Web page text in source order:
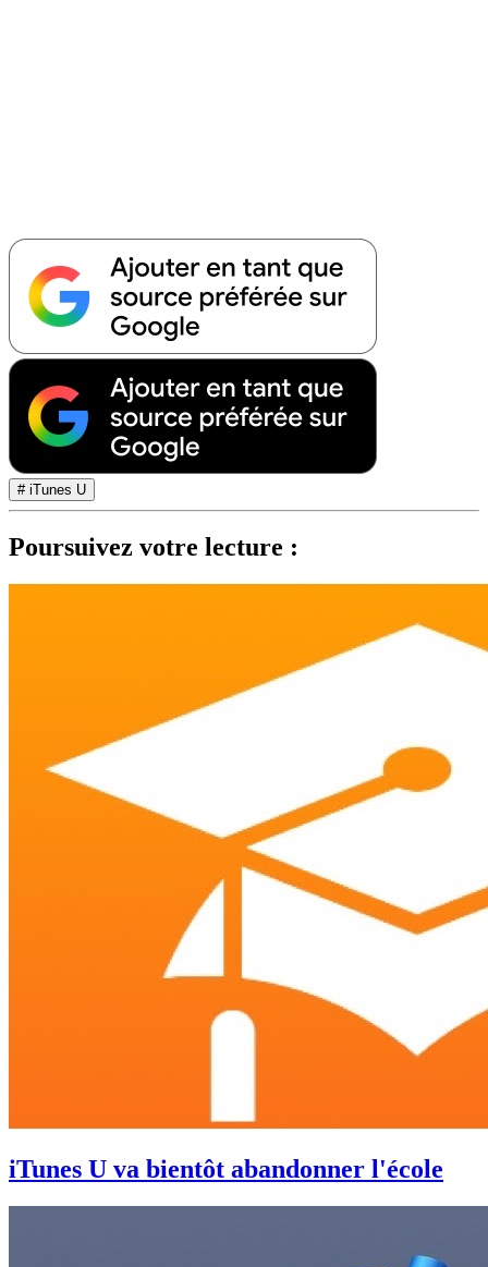
# iTunes U
Poursuivez votre lecture :
iTunes U va bientôt abandonner l'école